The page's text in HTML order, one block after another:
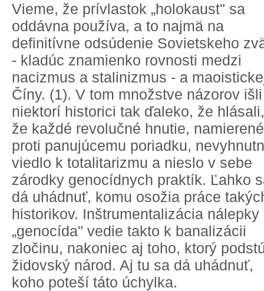
Vieme, že prívlastok „holokaust" sa
oddávna používa, a to najmä na
definitívne odsúdenie Sovietskeho
- kladúc znamienko rovnosti medzi
nacizmus a stalinizmus - a
Číny. (1). V tom množstve názorov išli
niektorí historici tak ďaleko, že hlásali,
že každé revolučné hnutie, namierené
proti panujúcemu poriadku,
viedlo k totalitarizmu a nieslo v sebe
zárodky genocídnych praktík. Ľahko
dá uhádnuť, komu osožia práce
historikov. Inštrumentalizácia nálepky
„genocída" vedie takto k banalizácii
zločinu, nakoniec aj toho, ktorý
židovský národ. Aj tu sa dá uhádnuť,
koho poteší táto úchylka.